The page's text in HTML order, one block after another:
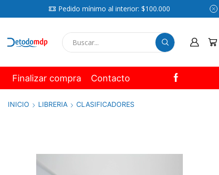
Pedido mínimo al interior: $100.000
Finalizar compra Contacto
INICIO LIBRERIA CLASIFICADORES